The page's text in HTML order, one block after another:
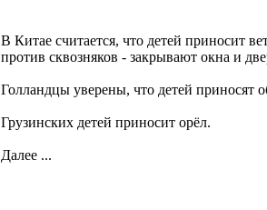
В Китае считается, что детей приносит
против сквозняков - закрывают окна и
Голландцы уверены, что детей приносят
Грузинских детей приносит орёл.
Далее ...